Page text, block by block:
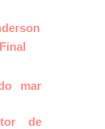
mar
de